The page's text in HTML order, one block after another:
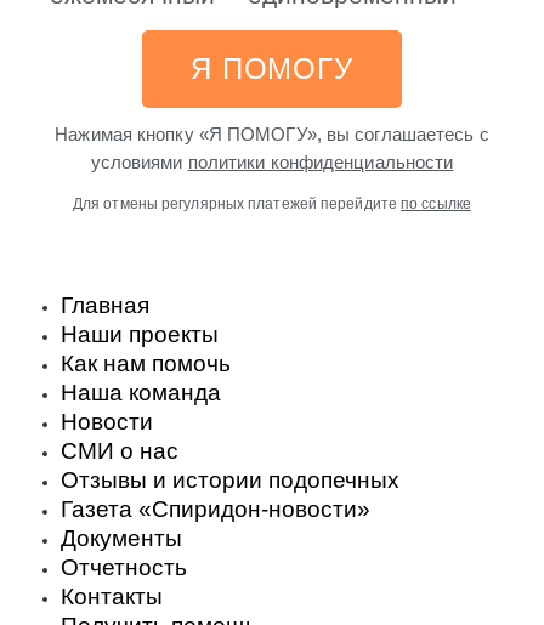
Я ПОМОГУ
Нажимая кнопку «Я ПОМОГУ», вы соглашаетесь с
условиями политики конфиденциальности
Для отмены регулярных платежей перейдитепо ссылке
Главная
Наши проекты
Как нам помочь
Наша команда
Новости
СМИ о нас
Отзывы и истории подопечных
Газета «Спиридон-новости»
Документы
Отчетность
Контакты